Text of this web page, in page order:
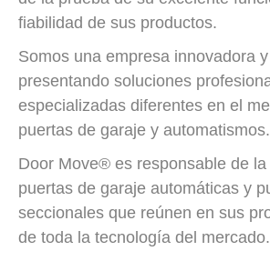
fiabilidad de sus productos.
Somos una empresa innovadora
presentando soluciones
especializadas diferentes en el
puertas de garaje y automatismos.
Door Move® es responsable de
puertas de garaje automáticas y
seccionales que reúnen en sus
de toda la tecnología del mercado.